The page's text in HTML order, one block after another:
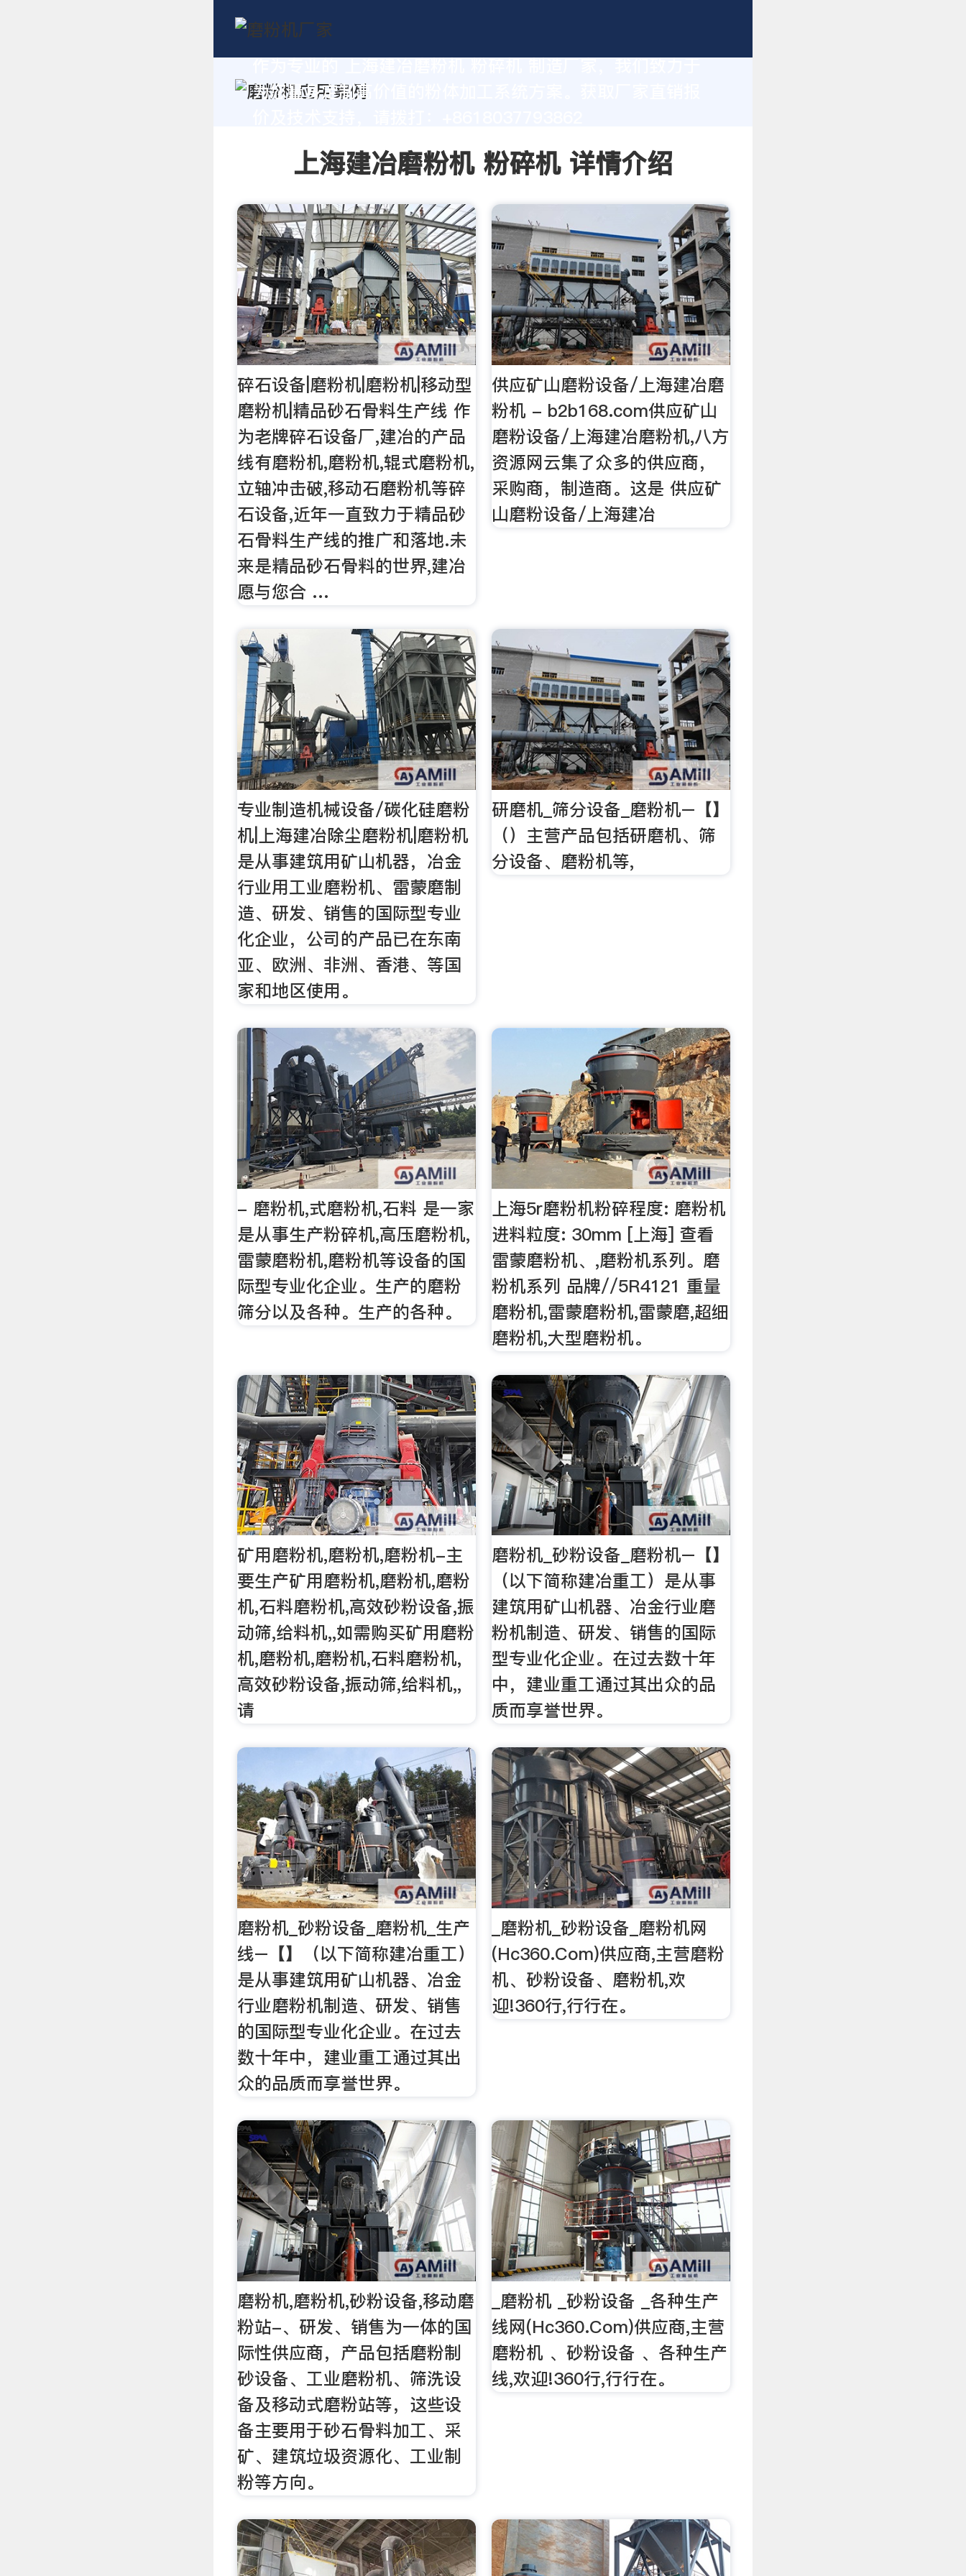
为您量身定制高价值的粉体加工系统方案。获取厂家直销报
上海建冶磨粉机 粉碎机 详情介绍
碎石设备|磨粉机|磨粉机|移动型
磨粉机|精品砂石骨料生产线 作
为老牌碎石设备厂,建冶的产品
线有磨粉机,磨粉机,辊式磨粉机,
立轴冲击破,移动石磨粉机等碎
石设备,近年一直致力于精品砂
石骨料生产线的推广和落地.未
来是精品砂石骨料的世界,建冶
愿与您合 …
供应矿山磨粉设备/上海建冶磨
粉机 - b2b168.com供应矿山
磨粉设备/上海建冶磨粉机,八方
资源网云集了众多的供应商，
采购商，制造商。这是 供应矿
山磨粉设备/上海建冶
专业制造机械设备/碳化硅磨粉
机|上海建冶除尘磨粉机|磨粉机
是从事建筑用矿山机器，冶金
行业用工业磨粉机、雷蒙磨制
造、研发、销售的国际型专业
化企业，公司的产品已在东南
亚、欧洲、非洲、香港、等国
家和地区使用。
研磨机_筛分设备_磨粉机–【】
（）主营产品包括研磨机、筛
分设备、磨粉机等,
- 磨粉机,式磨粉机,石料 是一家
是从事生产粉碎机,高压磨粉机,
雷蒙磨粉机,磨粉机等设备的国
际型专业化企业。生产的磨粉
筛分以及各种。生产的各种。
上海5r磨粉机粉碎程度: 磨粉机
进料粒度: 30mm [上海] 查看
雷蒙磨粉机、,磨粉机系列。磨
粉机系列 品牌//5R4121 重量
磨粉机,雷蒙磨粉机,雷蒙磨,超细
磨粉机,大型磨粉机。
矿用磨粉机,磨粉机,磨粉机-主
要生产矿用磨粉机,磨粉机,磨粉
机,石料磨粉机,高效砂粉设备,振
动筛,给料机,,如需购买矿用磨粉
机,磨粉机,磨粉机,石料磨粉机,
高效砂粉设备,振动筛,给料机,,
请
磨粉机_砂粉设备_磨粉机–【】
（以下简称建冶重工）是从事
建筑用矿山机器、冶金行业磨
粉机制造、研发、销售的国际
型专业化企业。在过去数十年
中，建业重工通过其出众的品
质而享誉世界。
磨粉机_砂粉设备_磨粉机_生产
线–【】（以下简称建冶重工）
是从事建筑用矿山机器、冶金
行业磨粉机制造、研发、销售
的国际型专业化企业。在过去
数十年中，建业重工通过其出
众的品质而享誉世界。
_磨粉机_砂粉设备_磨粉机网
(Hc360.Com)供应商,主营磨粉
机、砂粉设备、磨粉机,欢
迎!360行,行行在。
磨粉机,磨粉机,砂粉设备,移动磨
粉站-、研发、销售为一体的国
际性供应商，产品包括磨粉制
砂设备、工业磨粉机、筛洗设
备及移动式磨粉站等，这些设
备主要用于砂石骨料加工、采
矿、建筑垃圾资源化、工业制
粉等方向。
_磨粉机 _砂粉设备 _各种生产
线网(Hc360.Com)供应商,主营
磨粉机 、砂粉设备 、各种生产
线,欢迎!360行,行行在。